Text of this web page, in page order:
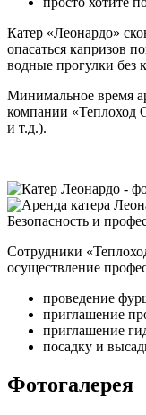
Катер «Леонардо»
опасаться капризов
водные прогулки без
Минимальное время
компании «Теплоход
и т.д.).
Безопасность и
Сотрудники
осуществление
проведение
приглашение
приглашение
посадку и
Фотогалерея